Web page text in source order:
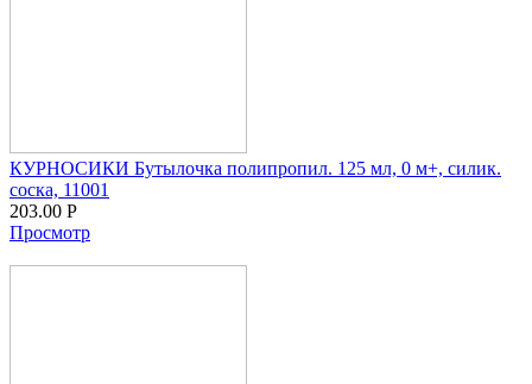
КУРНОСИКИ Бутылочка полипропил. 125 мл, 0 м+, силик.
соска, 11001
203.00 Р
Просмотр